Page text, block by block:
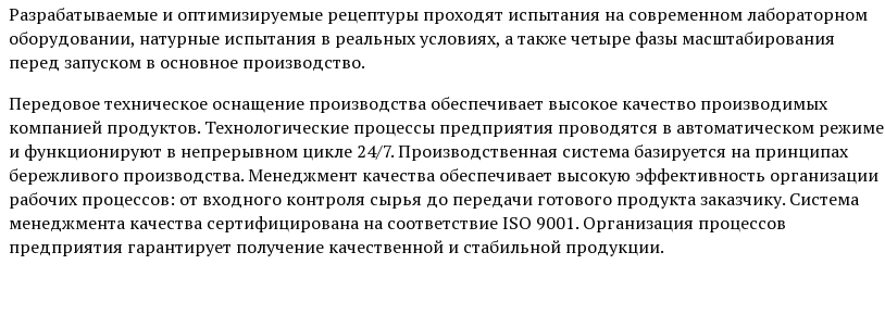
Разрабатываемые и оптимизируемые рецептуры проходят испытания на современном лабораторном
оборудовании, натурные испытания в реальных условиях, а также четыре фазы масштабирования
перед запуском в основное производство.
Передовое техническое оснащение производства обеспечивает высокое качество производимых
компанией продуктов. Технологические процессы предприятия проводятся в автоматическом режиме
и функционируют в непрерывном цикле 24/7. Производственная система базируется на принципах
бережливого производства. Менеджмент качества обеспечивает высокую эффективность организации
рабочих процессов: от входного контроля сырья до передачи готового продукта заказчику. Система
менеджмента качества сертифицирована на соответствие ISO 9001. Организация процессов
предприятия гарантирует получение качественной и стабильной продукции.